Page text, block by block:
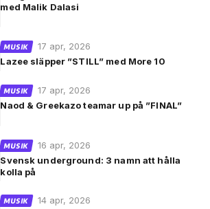
med Malik Dalasi
MUSIK
17 apr, 2026
Lazee släpper ”STILL” med More 10
MUSIK
17 apr, 2026
Naod & Greekazo teamar up på ”FINAL”
MUSIK
16 apr, 2026
Svensk underground: 3 namn att hålla
kolla på
MUSIK
14 apr, 2026